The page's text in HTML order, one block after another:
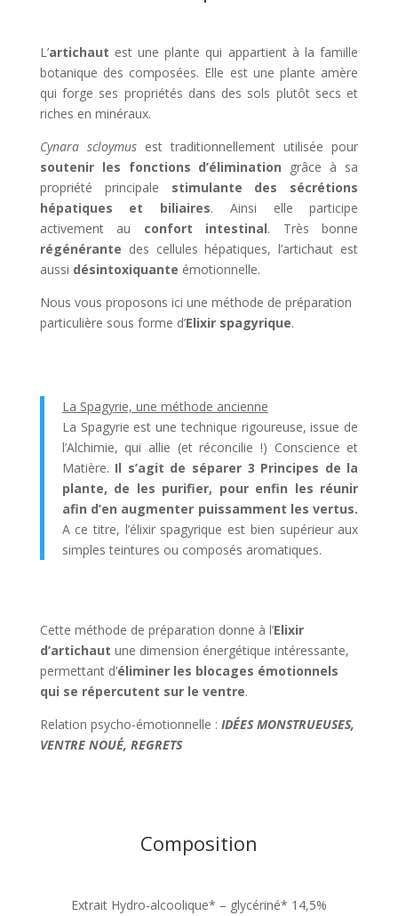
L’artichaut est une plante qui appartient à la famille
botanique des composées. Elle est une plante amère
qui forge ses propriétés dans des sols plutôt secs et
riches en minéraux.
Cynara scloymusest traditionnellement utilisée pour
soutenir les fonctions d’élimination grâce à sa
propriété principale stimulante des sécrétions
hépatiques et biliaires. Ainsi elle participe
activement au confort intestinal. Très bonne
régénérante des cellules hépatiques, l’artichaut est
aussi désintoxiquante émotionnelle.
Nous vous proposons ici une méthode de préparation
particulière sous forme d’Elixir spagyrique.
La Spagyrie, une méthode ancienne
La Spagyrie est une technique rigoureuse, issue de
l’Alchimie, qui allie (et réconcilie !) Conscience et
Matière. Il s’agit de séparer 3 Principes de la
plante, de les purifier, pour enfin les réunir
afin d’en augmenter puissamment les vertus.
A ce titre, l’élixir spagyrique est bien supérieur aux
simples teintures ou composés aromatiques.
Cette méthode de préparation donne à l’Elixir
d’artichaut une dimension énergétique intéressante,
permettant d’éliminer les blocages émotionnels
qui se répercutent sur le ventre.
Relation psycho-émotionnelle : IDÉES MONSTRUEUSES,
VENTRE NOUÉ, REGRETS
Composition
Extrait Hydro-alcoolique* – glycériné* 14,5%